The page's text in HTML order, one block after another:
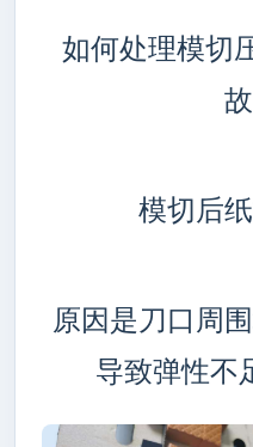
如何处理模切
模切后
原因是刀口周
导致弹性不